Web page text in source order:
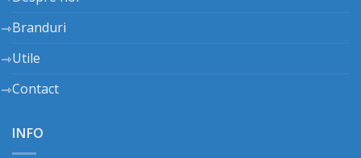
Branduri
Utile
Contact
INFO